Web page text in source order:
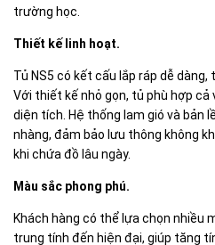
trường học.
Thiết kế linh hoạt.
Tủ NS5 có kết cấu lắp ráp dễ
Với thiết kế nhỏ gọn, tủ phù hợp cả
diện tích. Hệ thống lam gió và bản
nhàng, đảm bảo lưu thông không
khi chứa đồ lâu ngày.
Màu sắc phong phú.
Khách hàng có thể lựa chọn nhiều
trung tính đến hiện đại, giúp tăng